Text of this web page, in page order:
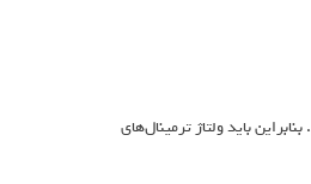
باید ولتاژ ترمینال‌های